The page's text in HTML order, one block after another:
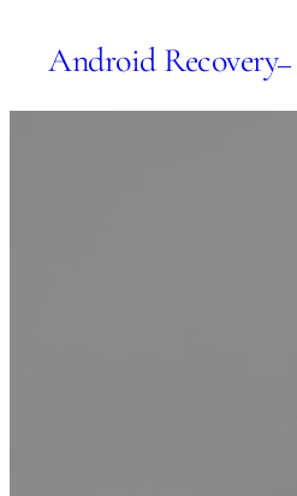
Android Recovery—